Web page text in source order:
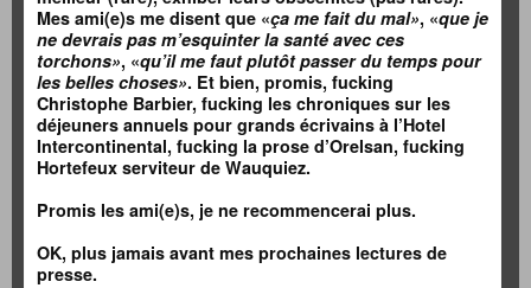
Mes ami(e)s me disent que «ça me fait du mal», «que je
ne devrais pas m’esquinter la santé avec ces
torchons», «qu’il me faut plutôt passer du temps pour
les belles choses». Et bien, promis, fucking
Christophe Barbier, fucking les chroniques sur les
déjeuners annuels pour grands écrivains à l’Hotel
Intercontinental, fucking la prose d’Orelsan, fucking
Hortefeux serviteur de Wauquiez.
Promis les ami(e)s, je ne recommencerai plus.
OK, plus jamais avant mes prochaines lectures de
presse.